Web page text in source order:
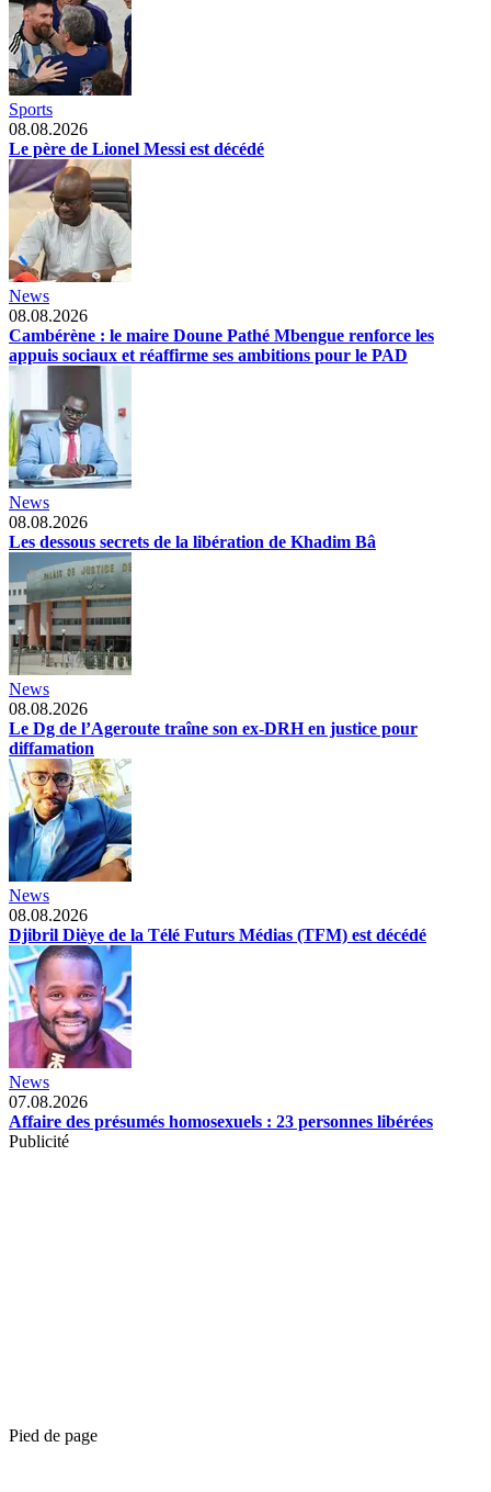
Sports
08.08.2026
Le père de Lionel Messi est décédé
News
08.08.2026
Cambérène : le maire Doune Pathé Mbengue renforce les
appuis sociaux et réaffirme ses ambitions pour le PAD
News
08.08.2026
Les dessous secrets de la libération de Khadim Bâ
News
08.08.2026
Le Dg de l’Ageroute traîne son ex-DRH en justice pour
diffamation
News
08.08.2026
Djibril Dièye de la Télé Futurs Médias (TFM) est décédé
News
07.08.2026
Affaire des présumés homosexuels : 23 personnes libérées
Publicité
Pied de page